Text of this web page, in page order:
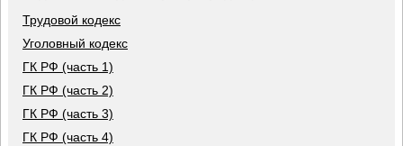
Трудовой кодекс
Уголовный кодекс
ГК РФ (часть 1)
ГК РФ (часть 2)
ГК РФ (часть 3)
ГК РФ (часть 4)